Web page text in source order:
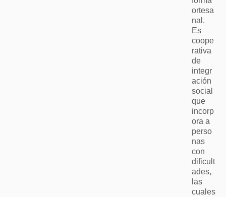
ortesa
nal.
Es
coope
rativa
de
integr
ación
social
que
incorp
ora a
perso
nas
con
dificult
ades,
las
cuales